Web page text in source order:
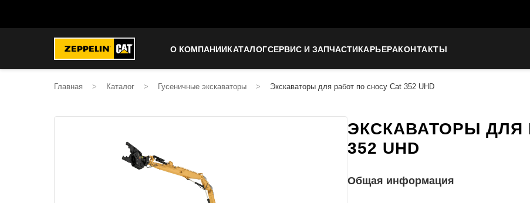
О КОМПАНИИКАТАЛОГСЕРВИС И ЗАПЧАСТИКАРЬЕРАКОНТАКТЫ
Главная > Каталог > Гусеничные экскаваторы > Экскаваторы для работ по сносу Cat 352 UHD
ЭКСКАВАТОРЫ ДЛЯ
352 UHD
Общая информация